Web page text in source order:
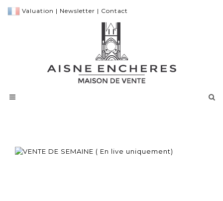
Valuation | Newsletter | Contact